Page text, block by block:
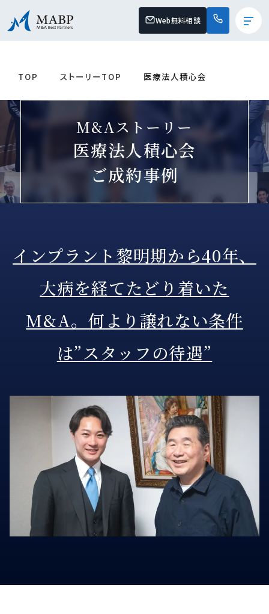
Web無料相談
TOP ストーリーTOP 医療法人積心会
M&Aストーリー
医療法人積心会
ご成約事例
インプラント黎明期から40年、
大病を経てたどり着いた
M&A。何より譲れない条件
は”スタッフの待遇”